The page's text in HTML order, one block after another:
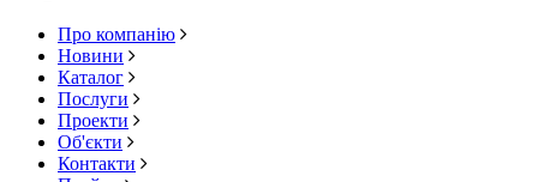
Про компанію
Новини
Каталог
Послуги
Проекти
Об'єкти
Контакти